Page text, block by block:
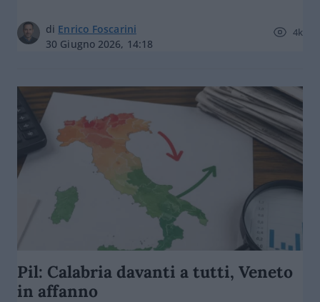
di Enrico Foscarini
30 Giugno 2026, 14:18
4k
Pil: Calabria davanti a tutti, Veneto
in affanno